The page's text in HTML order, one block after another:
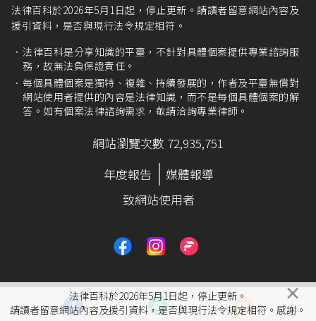
法律百科於2026年5月1日起，停止更新。請讀者留意網站內容及
援引資料，是否與現行法令規定相符。
法律百科是分享知識的平臺，不針對具體個案提供專業諮詢服
務，故無法負保證責任。
每個具體個案是獨特、複雜、持續發展的，作者及平臺無償對
網站使用者提供的內容是法律知識，而不是每個具體個案的解
答。如有個案法律諮詢需求，敬請洽詢專業律師。
網站瀏覽次數 72,935,751
年度報告
媒體報導
致網站使用者
法律百科於2026年5月1日起，停止更新。
請讀者留意網站內容及援引資料，是否與現行法令規定相符。感謝。
×